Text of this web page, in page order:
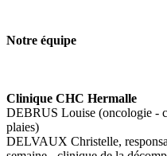
Notre équipe
Clinique CHC Hermalle
DEBRUS Louise (oncologie -
plaies)
DELVAUX Christelle,